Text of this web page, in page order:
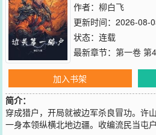
作者： 柳白飞
更新时间：2026-08-
状态：连载
最新章节： 第一卷 第
加入书架
简介：
穿成猎户，开局就被边军杀良冒功。许
一身本领纵横北地边疆。收编流民当屯